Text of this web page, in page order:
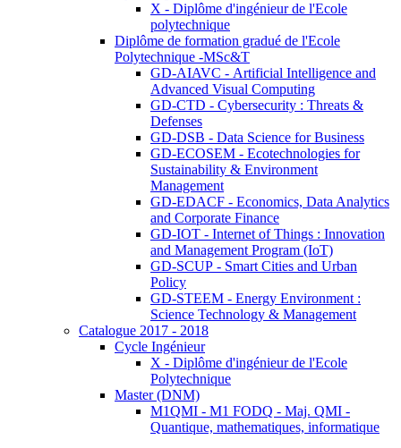
X - Diplôme d'ingénieur de l'Ecole
polytechnique
Diplôme de formation gradué de l'Ecole
Polytechnique -MSc&T
GD-AIAVC - Artificial Intelligence and
Advanced Visual Computing
GD-CTD - Cybersecurity : Threats &
Defenses
GD-DSB - Data Science for Business
GD-ECOSEM - Ecotechnologies for
Sustainability & Environment
Management
GD-EDACF - Economics, Data Analytics
and Corporate Finance
GD-IOT - Internet of Things : Innovation
and Management Program (IoT)
GD-SCUP - Smart Cities and Urban
Policy
GD-STEEM - Energy Environment :
Science Technology & Management
Catalogue 2017 - 2018
Cycle Ingénieur
X - Diplôme d'ingénieur de l'Ecole
Polytechnique
Master (DNM)
M1QMI - M1 FODQ - Maj. QMI -
Quantique, mathematiques, informatique